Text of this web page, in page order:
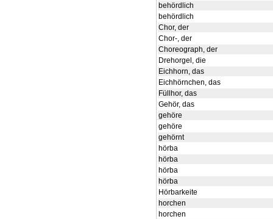
behördlich
behördlich
Chor, der
Chor-, der
Choreograph, der
Drehorgel, die
Eichhorn, das
Eichhörnchen, das
Füllhor, das
Gehör, das
gehöre
gehöre
gehörnt
hörba
hörba
hörba
hörba
Hörbarkeite
horchen
horchen